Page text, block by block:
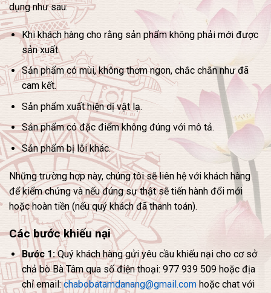
dụng như sau:
Khi khách hàng cho rằng sản phẩm không phải mới được
sản xuất.
Sản phẩm có mùi, không thơm ngon, chắc chắn như đã
cam kết.
Sản phẩm xuất hiện dị vật lạ.
Sản phẩm có đặc điểm không đúng với mô tả.
Sản phẩm bị lỗi khác.
Những trường hợp này, chúng tôi sẽ liên hệ với khách hàng
để kiểm chứng và nếu đúng sự thật sẽ tiến hành đổi mới
hoặc hoàn tiền (nếu quý khách đã thanh toán).
Các bước khiếu nại
Bước 1:Quý khách hàng gửi yêu cầu khiếu nại cho cơ sở
chả bò Bà Tâm qua số điện thoại: 977 939 509 hoặc địa
chỉ email:chabobatamdanang@gmail.comhoặc chat với